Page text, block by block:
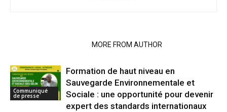
MORE FROM AUTHOR
Communiqué
de presse
Formation de haut niveau en
Sauvegarde Environnementale et
Sociale : une opportunité pour devenir
expert des standards internationaux